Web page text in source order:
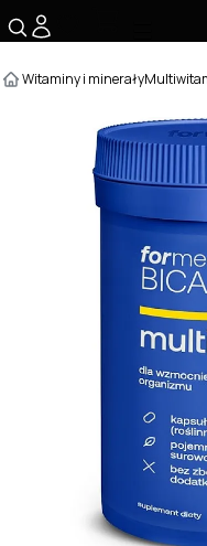
Witaminy i minerały